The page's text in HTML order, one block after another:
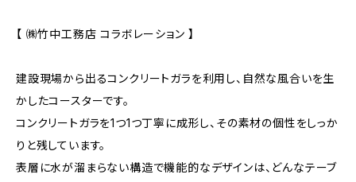
【 ㈱竹中工務店 コラボレーション 】
建設現場から出るコンクリートガラを利用し、自然な風合いを生
かしたコースターです。
コンクリートガラを1つ1つ丁寧に成形し、その素材の個性をしっか
りと残しています。
表層に水が溜まらない構造で機能的なデザインは、どんなテーブ